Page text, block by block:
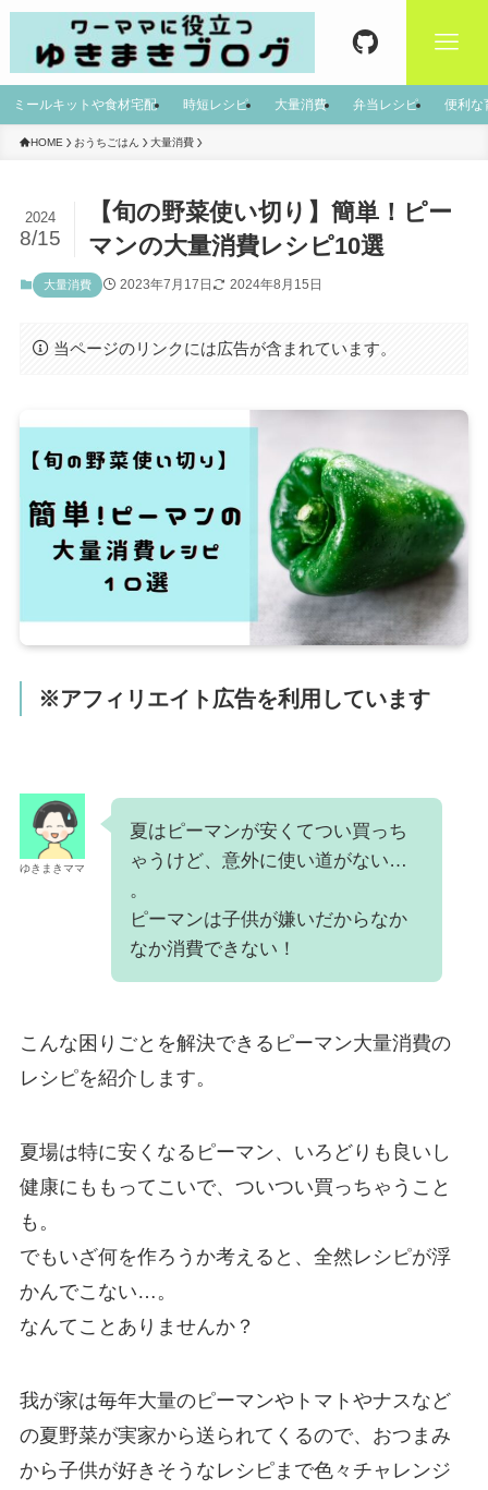
ミールキットや食材宅配 時短レシピ 大量消費 弁当レシピ 便利な
HOME おうちごはん 大量消費
【旬の野菜使い切り】簡単！ピー
マンの大量消費レシピ10選
2024
8/15
大量消費 2023年7月17日 2024年8月15日
当ページのリンクには広告が含まれています。
※アフィリエイト広告を利用しています
ゆきまきママ
夏はピーマンが安くてつい買っち
ゃうけど、意外に使い道がない…
。
ピーマンは子供が嫌いだからなか
なか消費できない！
こんな困りごとを解決できるピーマン大量消費の
レシピを紹介します。
夏場は特に安くなるピーマン、いろどりも良いし
健康にももってこいで、ついつい買っちゃうこと
も。
でもいざ何を作ろうか考えると、全然レシピが浮
かんでこない…。
なんてことありませんか？
我が家は毎年大量のピーマンやトマトやナスなど
の夏野菜が実家から送られてくるので、おつまみ
から子供が好きそうなレシピまで色々チャレンジ